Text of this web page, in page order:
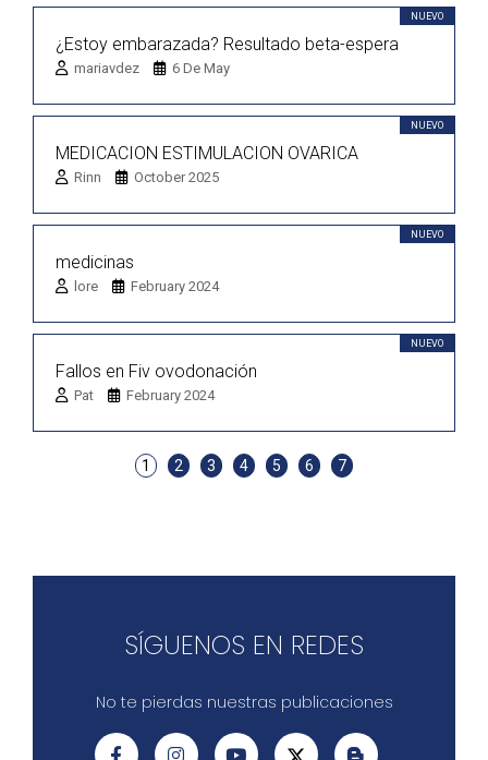
NUEVO
¿Estoy embarazada? Resultado beta-espera
mariavdez 6 De May
NUEVO
MEDICACION ESTIMULACION OVARICA
Rinn October 2025
NUEVO
medicinas
lore February 2024
NUEVO
Fallos en Fiv ovodonación
Pat February 2024
1 2 3 4 5 6 7
SÍGUENOS EN REDES
No te pierdas nuestras publicaciones